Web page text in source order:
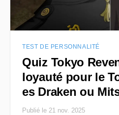
TEST DE PERSONNALITÉ
Quiz Tokyo
loyauté pour le
es Draken ou
Publié le 21 nov. 2025